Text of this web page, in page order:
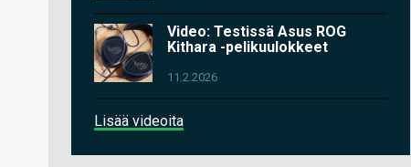
Video: Testissä Asus ROG
Kithara -pelikuulokkeet
11.2.2026
Lisää videoita